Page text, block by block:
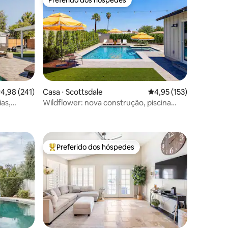
hóspedes
de uma avaliação média de 5, 241 avaliações
4,98 (241)
Preferido dos hóspedes
Casa ⋅ Scottsdale 4,95 de uma avaliação
4,95 (153)
Wildflower: nova construção, piscina
Entre os melhores preferidos dos hóspedes
Preferido dos hóspedes